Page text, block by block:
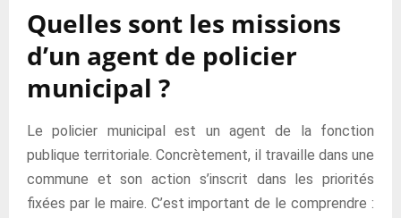
Quelles sont les missions
d’un agent de policier
municipal ?
Le policier municipal est un agent de la fonction
publique territoriale. Concrètement, il travaille dans une
commune et son action s’inscrit dans les priorités
fixées par le maire. C’est important de le comprendre :